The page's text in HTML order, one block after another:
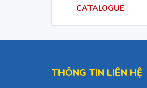
CATALOGUE
THÔNG TIN LIÊN HỆ